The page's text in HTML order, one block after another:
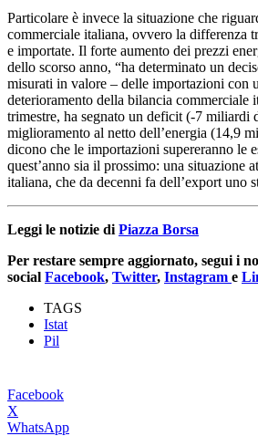
Particolare è invece la situazione che
commerciale italiana, ovvero la differenza
e importate. Il forte aumento dei prezzi
dello scorso anno, “ha determinato un
misurati in valore – delle importazioni con
deterioramento della bilancia commerciale
trimestre, ha segnato un deficit (-7 miliardi
miglioramento al netto dell’energia (14,9
dicono che le importazioni supereranno le
quest’anno sia il prossimo: una situazione
italiana, che da decenni fa dell’export uno
Leggi le notizie di Piazza Borsa
Per restare sempre aggiornato, segui i
social Facebook, Twitter, Instagram e
TAGS
Istat
Pil
Facebook
X
WhatsApp